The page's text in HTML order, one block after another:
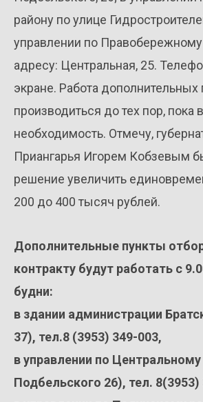
району по улице
управлении по
адресу: Центральная, 25.
экране. Работа дополнительных
производиться до тех пор, пока
необходимость. Отмечу,
Приангарья Игорем Кобзевым
решение увеличить
200 до 400 тысяч рублей.
Дополнительные пункты
контракту будут работать с
будни:
в здании администрации
37), тел.8 (3953) 349-003,
в управлении по Центральному
Подбельского 26), тел. 8(3953)